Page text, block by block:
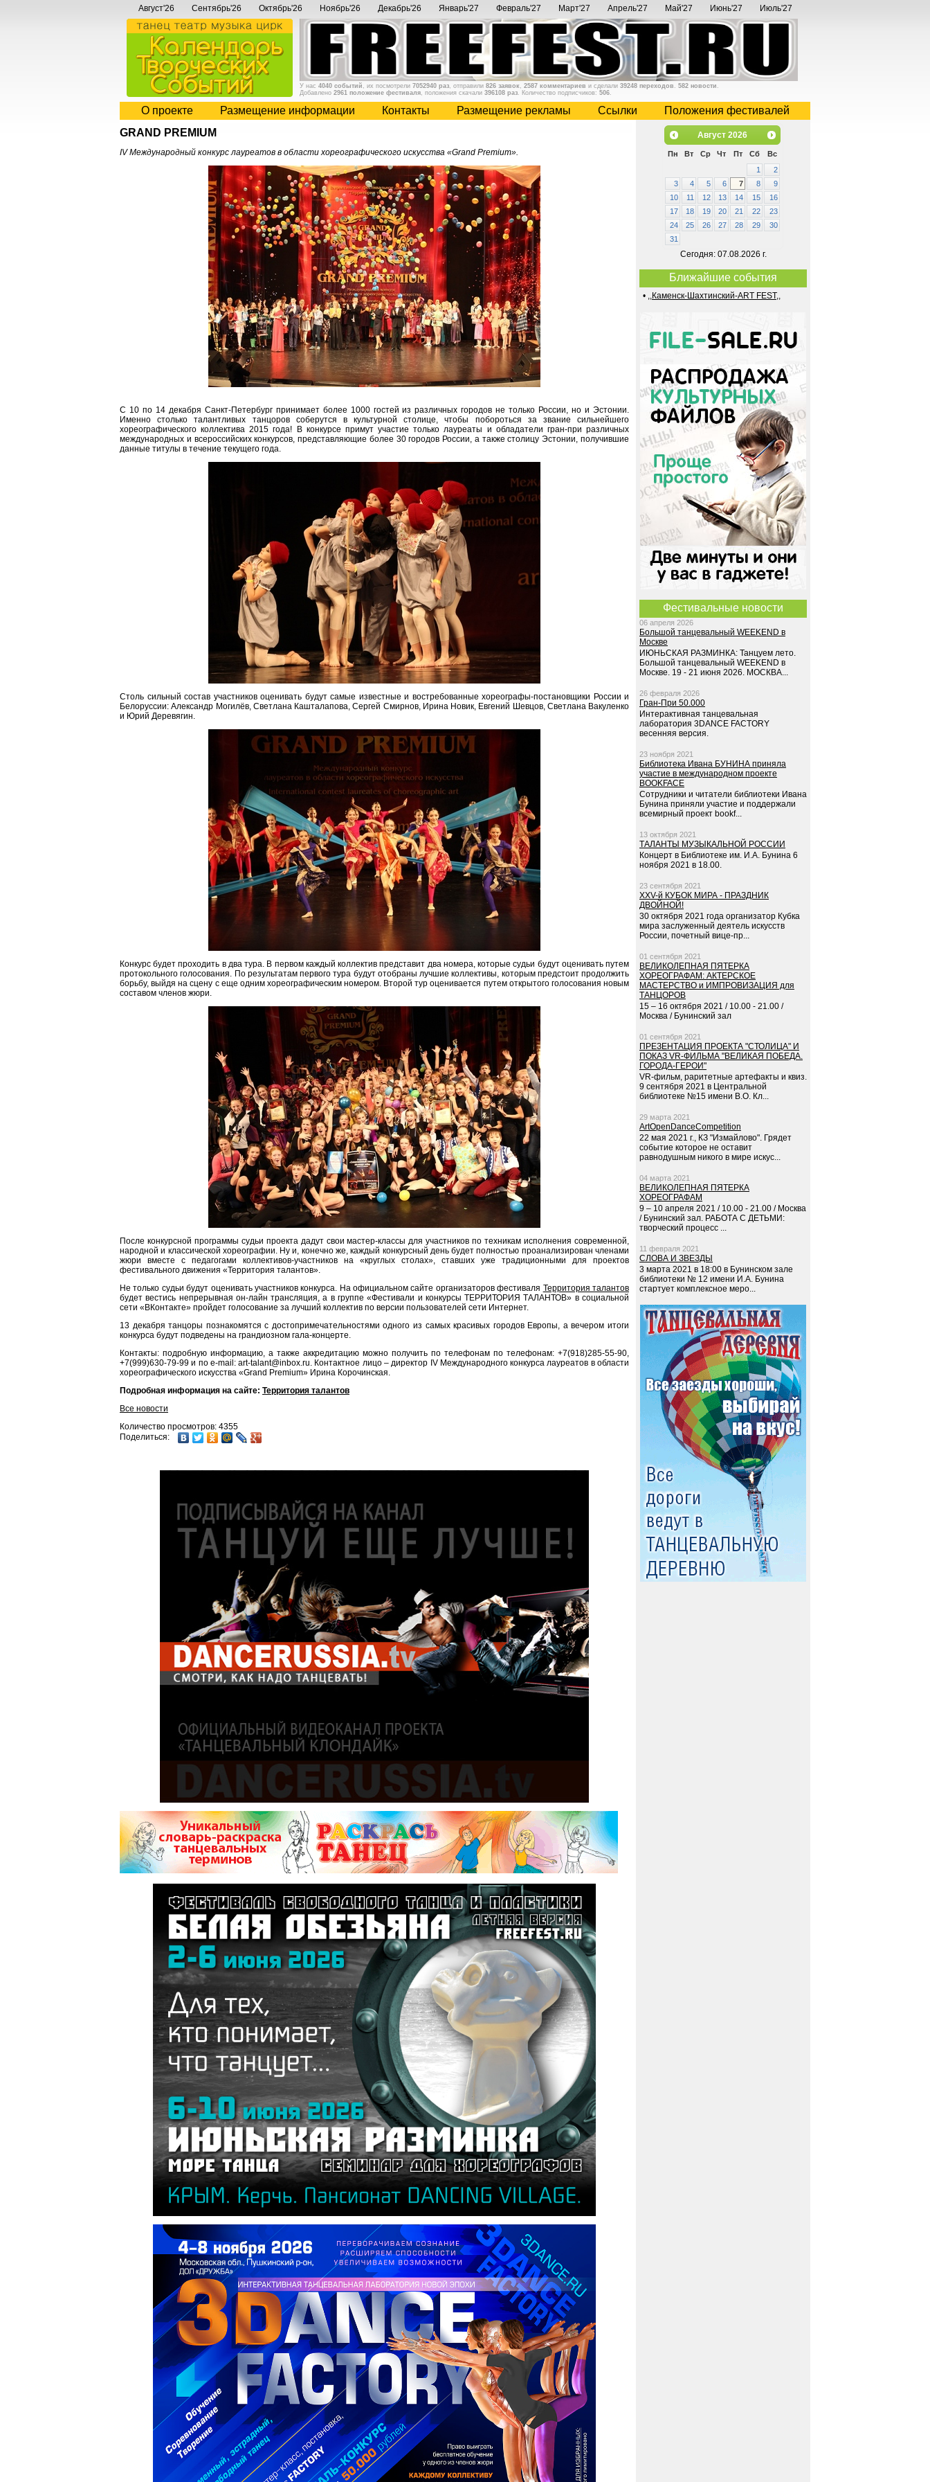
Август'26 Сентябрь'26 Октябрь'26 Ноябрь'26 Декабрь'26 Январь'27 Февраль'27 Март'27 Апрель'27 Май'27 Июнь'27 Июль'27
У нас 4040 событий , их посмотрели 7052940 раз, отправили 826 заявок, 2587 комментариев и сделали 39248 переходов . 582 новости .
Добавлено 2961 положение фестиваля, положения скачали 396108 раз. Количество подписчиков: 506.
О проекте Размещение информации Контакты Размещение рекламы Cсылки
Положения фестивалей
GRAND PREMIUM
IV Международный конкурс лауреатов в области хореографического искусства «Grand Premium».
C 10 по 14 декабря Санкт-Петербург принимает более 1000 гостей из различных городов не только России, но и Эстонии.
Именно столько талантливых танцоров соберутся в культурной столице, чтобы побороться за звание сильнейшего
хореографического коллектива 2015 года! В конкурсе примут участие только лауреаты и обладатели гран-при различных
международных и всероссийских конкурсов, представляющие более 30 городов России, а также столицу Эстонии, получившие
данные титулы в течение текущего года.
Столь сильный состав участников оценивать будут самые известные и востребованные хореографы-постановщики России и
Белоруссии: Александр Могилёв, Светлана Кашталапова, Сергей Смирнов, Ирина Новик, Евгений Шевцов, Светлана Вакуленко
и Юрий Деревягин.
Конкурс будет проходить в два тура. В первом каждый коллектив представит два номера, которые судьи будут оценивать путем
протокольного голосования. По результатам первого тура будут отобраны лучшие коллективы, которым предстоит продолжить
борьбу, выйдя на сцену с еще одним хореографическим номером. Второй тур оценивается путем открытого голосования новым
составом членов жюри.
После конкурсной программы судьи проекта дадут свои мастер-классы для участников по техникам исполнения современной,
народной и классической хореографии. Ну и, конечно же, каждый конкурсный день будет полностью проанализирован членами
жюри вместе с педагогами коллективов-участников на «круглых столах», ставших уже традиционными для проектов
фестивального движения «Территория талантов».
Не только судьи будут оценивать участников конкурса. На официальном сайте организаторов фестиваля Территория талантов
будет вестись непрерывная он-лайн трансляция, а в группе «Фестивали и конкурсы ТЕРРИТОРИЯ ТАЛАНТОВ» в социальной
сети «ВКонтакте» пройдет голосование за лучший коллектив по версии пользователей сети Интернет.
13 декабря танцоры познакомятся с достопримечательностями одного из самых красивых городов Европы, а вечером итоги
конкурса будут подведены на грандиозном гала-концерте.
Контакты: подробную информацию, а также аккредитацию можно получить по телефонам по телефонам: +7(918)285-55-90,
+7(999)630-79-99 и по e-mail: art-talant@inbox.ru. Контактное лицо – директор IV Международного конкурса лауреатов в области
хореографического искусства «Grand Premium» Ирина Корочинская.
Подробная информация на сайте: Территория талантов
Все новости
Количество просмотров: 4355
Поделиться:
Август 2026
Пн Вт Ср Чт Пт Сб
Вс
1
2
3
4 5 6 7 8
9
10
11 12 13 14 15
16
17
18 19 20 21 22
23
24
25 26 27 28 29
30
31
Сегодня: 07.08.2026 г.
Ближайшие события
• ,,Каменск-Шахтинский-ART FEST,,
Фестивальные новости
06 апреля 2026
Большой танцевальный WEEKEND в
Москве
ИЮНЬСКАЯ РАЗМИНКА: Танцуем лето.
Большой танцевальный WEEKEND в
Москве. 19 - 21 июня 2026. МОСКВА...
26 февраля 2026
Гран-При 50.000
Интерактивная танцевальная
лаборатория 3DANCE FACTORY
весенняя версия.
23 ноября 2021
Библиотека Ивана БУНИНА приняла
участие в международном проекте
BOOKFACE
Сотрудники и читатели библиотеки Ивана
Бунина приняли участие и поддержали
всемирный проект bookf...
13 октября 2021
ТАЛАНТЫ МУЗЫКАЛЬНОЙ РОССИИ
Концерт в Библиотеке им. И.А. Бунина 6
ноября 2021 в 18.00.
23 сентября 2021
XXV-й КУБОК МИРА - ПРАЗДНИК
ДВОЙНОЙ!
30 октября 2021 года организатор Кубка
мира заслуженный деятель искусств
России, почетный вице-пр...
01 сентября 2021
ВЕЛИКОЛЕПНАЯ ПЯТЕРКА
ХОРЕОГРАФАМ: АКТЕРСКОЕ
МАСТЕРСТВО и ИМПРОВИЗАЦИЯ для
ТАНЦОРОВ
15 – 16 октября 2021 / 10.00 - 21.00 /
Москва / Бунинский зал
01 сентября 2021
ПРЕЗЕНТАЦИЯ ПРОЕКТА "СТОЛИЦА" И
ПОКАЗ VR-ФИЛЬМА "ВЕЛИКАЯ ПОБЕДА.
ГОРОДА-ГЕРОИ"
VR-фильм, раритетные артефакты и квиз.
9 сентября 2021 в Центральной
библиотеке №15 имени В.О. Кл...
29 марта 2021
ArtOpenDanceCompetition
22 мая 2021 г., КЗ "Измайлово". Грядет
событие которое не оставит
равнодушным никого в мире искус...
04 марта 2021
ВЕЛИКОЛЕПНАЯ ПЯТЕРКА
ХОРЕОГРАФАМ
9 – 10 апреля 2021 / 10.00 - 21.00 / Москва
/ Бунинский зал. РАБОТА С ДЕТЬМИ:
творческий процесс ...
11 февраля 2021
СЛОВА И ЗВЕЗДЫ
3 марта 2021 в 18:00 в Бунинском зале
библиотеки № 12 имени И.А. Бунина
стартует комплексное меро...